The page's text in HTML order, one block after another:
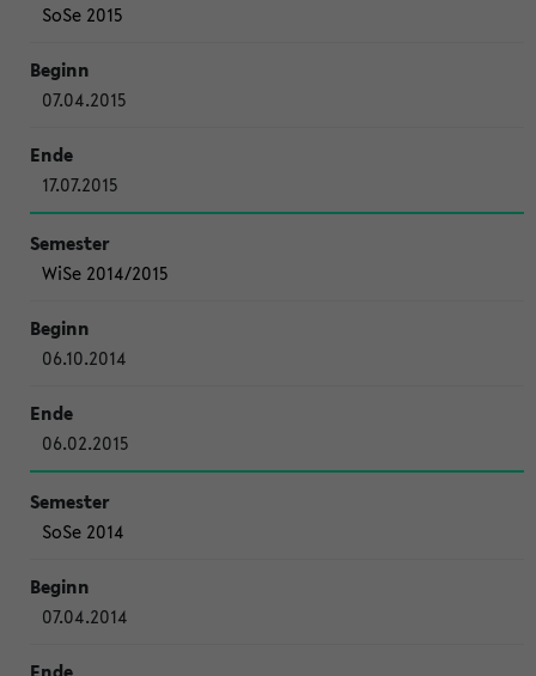
SoSe 2015
07.04.2015
17.07.2015
WiSe 2014/2015
06.10.2014
06.02.2015
SoSe 2014
07.04.2014